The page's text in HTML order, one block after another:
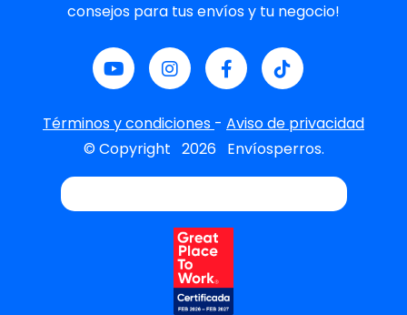
consejos para tus envíos y tu negocio!
Términos y condiciones - Aviso de privacidad
© Copyright 2026 Envíosperros.